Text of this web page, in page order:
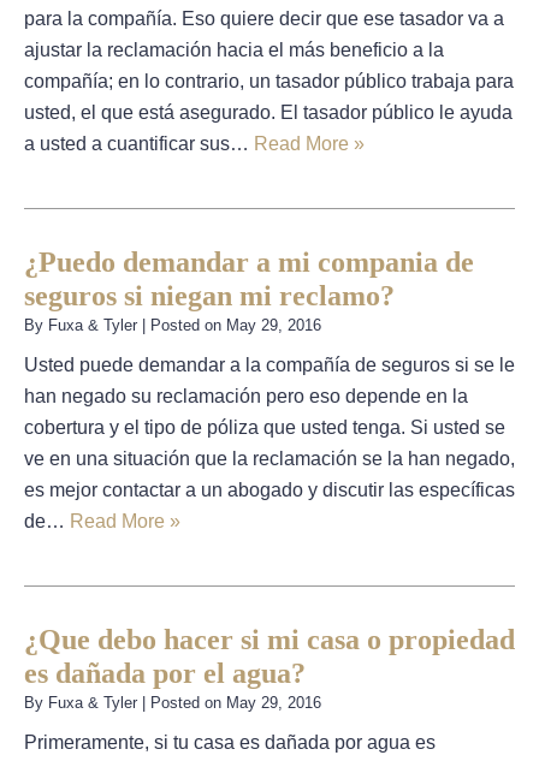
para la compañía. Eso quiere decir que ese tasador va a
ajustar la reclamación hacia el más beneficio a la
compañía; en lo contrario, un tasador público trabaja para
usted, el que está asegurado. El tasador público le ayuda
a usted a cuantificar sus… Read More »
¿Puedo demandar a mi compania de
seguros si niegan mi reclamo?
By Fuxa & Tyler Posted on May 29, 2016
Usted puede demandar a la compañía de seguros si se le
han negado su reclamación pero eso depende en la
cobertura y el tipo de póliza que usted tenga. Si usted se
ve en una situación que la reclamación se la han negado,
es mejor contactar a un abogado y discutir las específicas
de… Read More »
¿Que debo hacer si mi casa o propiedad
es dañada por el agua?
By Fuxa & Tyler Posted on May 29, 2016
Primeramente, si tu casa es dañada por agua es